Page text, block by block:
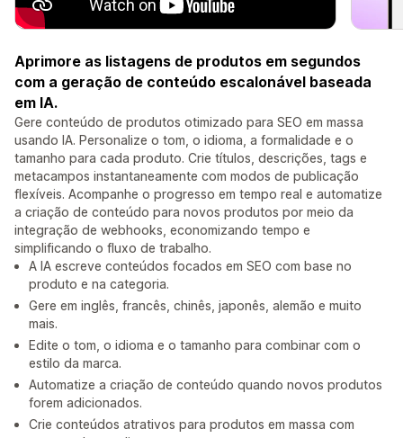
Aprimore as listagens de produtos em segundos
com a geração de conteúdo escalonável baseada
em IA.
Gere conteúdo de produtos otimizado para SEO em massa
usando IA. Personalize o tom, o idioma, a formalidade e o
tamanho para cada produto. Crie títulos, descrições, tags e
metacampos instantaneamente com modos de publicação
flexíveis. Acompanhe o progresso em tempo real e automatize
a criação de conteúdo para novos produtos por meio da
integração de webhooks, economizando tempo e
simplificando o fluxo de trabalho.
A IA escreve conteúdos focados em SEO com base no
produto e na categoria.
Gere em inglês, francês, chinês, japonês, alemão e muito
mais.
Edite o tom, o idioma e o tamanho para combinar com o
estilo da marca.
Automatize a criação de conteúdo quando novos produtos
forem adicionados.
Crie conteúdos atrativos para produtos em massa com